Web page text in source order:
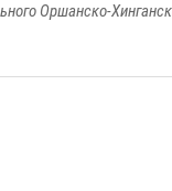
Оршанско-